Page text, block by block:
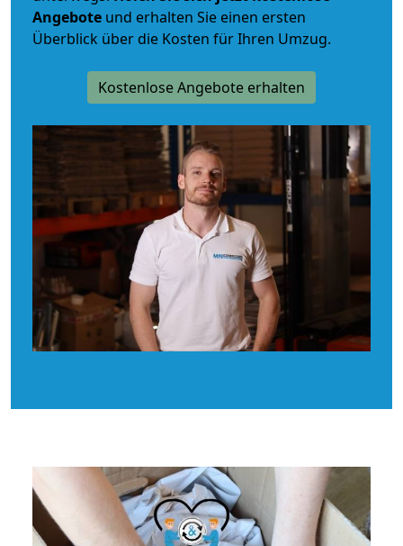
Angebote und erhalten Sie einen ersten
Überblick über die Kosten für Ihren Umzug.
Kostenlose Angebote erhalten